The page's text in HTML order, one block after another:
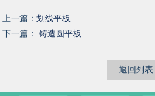
上一篇：划线平板
下一篇：铸造圆平板
返回列表